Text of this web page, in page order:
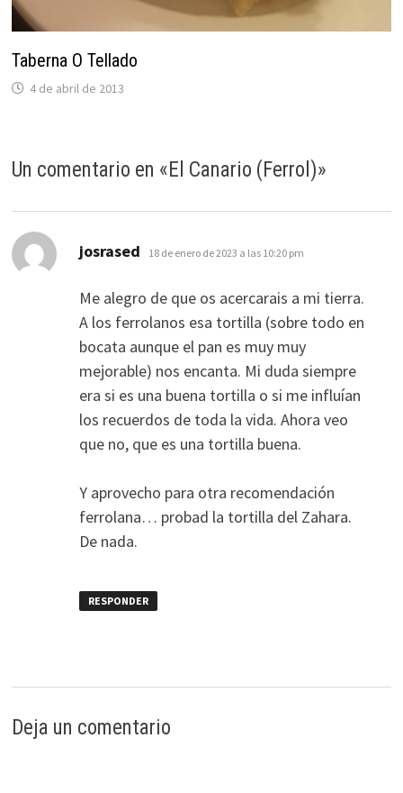
Taberna O Tellado
4 de abril de 2013
Un comentario en «El Canario (Ferrol)»
josrased dice:
18 de enero de 2023 a las 10:20 pm
Me alegro de que os acercarais a mi tierra.
A los ferrolanos esa tortilla (sobre todo en
bocata aunque el pan es muy muy
mejorable) nos encanta. Mi duda siempre
era si es una buena tortilla o si me influían
los recuerdos de toda la vida. Ahora veo
que no, que es una tortilla buena.
Y aprovecho para otra recomendación
ferrolana… probad la tortilla del Zahara.
De nada.
RESPONDER
Deja un comentario